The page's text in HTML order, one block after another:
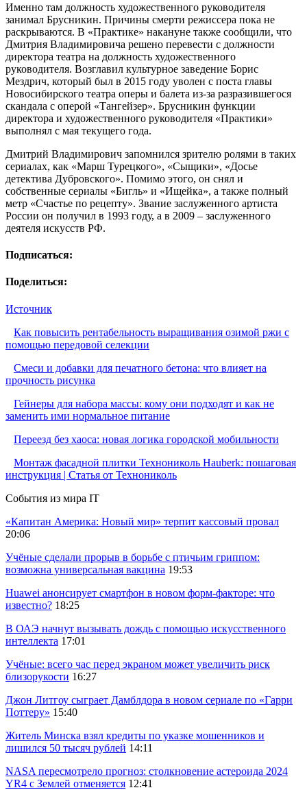
Именно там должность художественного руководителя
занимал Брусникин. Причины смерти режиссера пока не
раскрываются. В «Практике» накануне также сообщили, что
Дмитрия Владимировича решено перевести с должности
директора театра на должность художественного
руководителя. Возглавил культурное заведение Борис
Мездрич, который был в 2015 году уволен с поста главы
Новосибирского театра оперы и балета из-за разразившегося
скандала с оперой «Тангейзер». Брусникин функции
директора и художественного руководителя «Практики»
выполнял с мая текущего года.
Дмитрий Владимирович запомнился зрителю ролями в таких
сериалах, как «Марш Турецкого», «Сыщики», «Досье
детектива Дубровского». Помимо этого, он снял и
собственные сериалы «Бигль» и «Ищейка», а также полный
метр «Счастье по рецепту». Звание заслуженного артиста
России он получил в 1993 году, а в 2009 – заслуженного
деятеля искусств РФ.
Подписаться:
Поделиться:
Источник
Как повысить рентабельность выращивания озимой ржи с
помощью передовой селекции
Смеси и добавки для печатного бетона: что влияет на
прочность рисунка
Гейнеры для набора массы: кому они подходят и как не
заменить ими нормальное питание
Переезд без хаоса: новая логика городской мобильности
Монтаж фасадной плитки Технониколь Hauberk: пошаговая
инструкция | Статья от Технониколь
События из мира IT
«Капитан Америка: Новый мир» терпит кассовый провал
20:06
Учёные сделали прорыв в борьбе с птичьим гриппом:
возможна универсальная вакцина 19:53
Huawei анонсирует смартфон в новом форм-факторе: что
известно? 18:25
В ОАЭ начнут вызывать дождь с помощью искусственного
интеллекта 17:01
Учёные: всего час перед экраном может увеличить риск
близорукости 16:27
Джон Литгоу сыграет Дамблдора в новом сериале по «Гарри
Поттеру» 15:40
Житель Минска взял кредиты по указке мошенников и
лишился 50 тысяч рублей 14:11
NASA пересмотрело прогноз: столкновение астероида 2024
YR4 с Землей отменяется 12:41